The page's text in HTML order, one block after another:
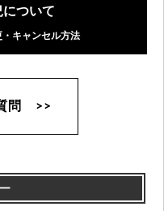
ついて
キャンセル方法
問 >>